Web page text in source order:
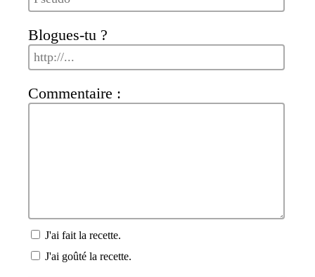
Blogues-tu ?
Commentaire :
J'ai fait la recette.
J'ai goûté la recette.